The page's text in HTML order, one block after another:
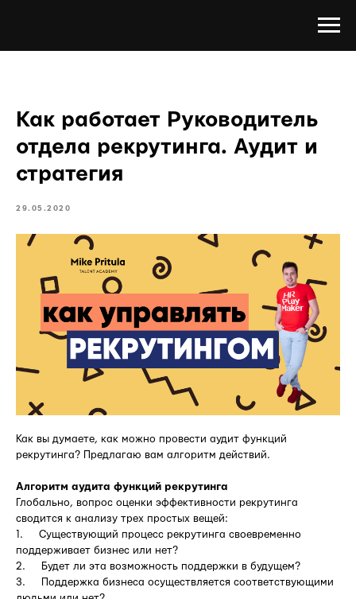
Как работает Руководитель
отдела рекрутинга. Аудит и
стратегия
29.05.2020
Как вы думаете, как можно провести аудит функций
рекрутинга? Предлагаю вам алгоритм действий.
Алгоритм аудита функций рекрутинга
Глобально, вопрос оценки эффективности рекрутинга
сводится к анализу трех простых вещей:
1. Существующий процесс рекрутинга своевременно
поддерживает бизнес или нет?
2. Будет ли эта возможность поддержки в будущем?
3. Поддержка бизнеса осуществляется соответствующими